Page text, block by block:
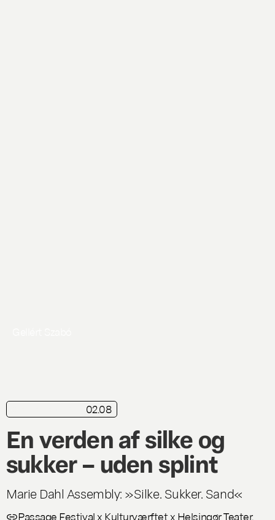
02.08
En verden af silke og
sukker – uden splint
Marie Dahl Assembly: »Silke. Sukker. Sand«
Passage Festival x Kulturværftet x Helsingør Teater,